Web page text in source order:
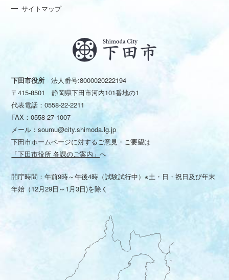
サイトマップ
下田市役所 法人番号:8000020222194
〒415-8501 静岡県下田市河内101番地の1
代表電話：0558-22-2211
FAX：0558-27-1007
メール：soumu@city.shimoda.lg.jp
下田市ホームページに対するご意見・ご要望は
「下田市役所 各課のご案内」へ
開庁時間：午前9時～午後4時（試験試行中）※土・日・祝日及び年末
年始（12月29日～1月3日)を除く